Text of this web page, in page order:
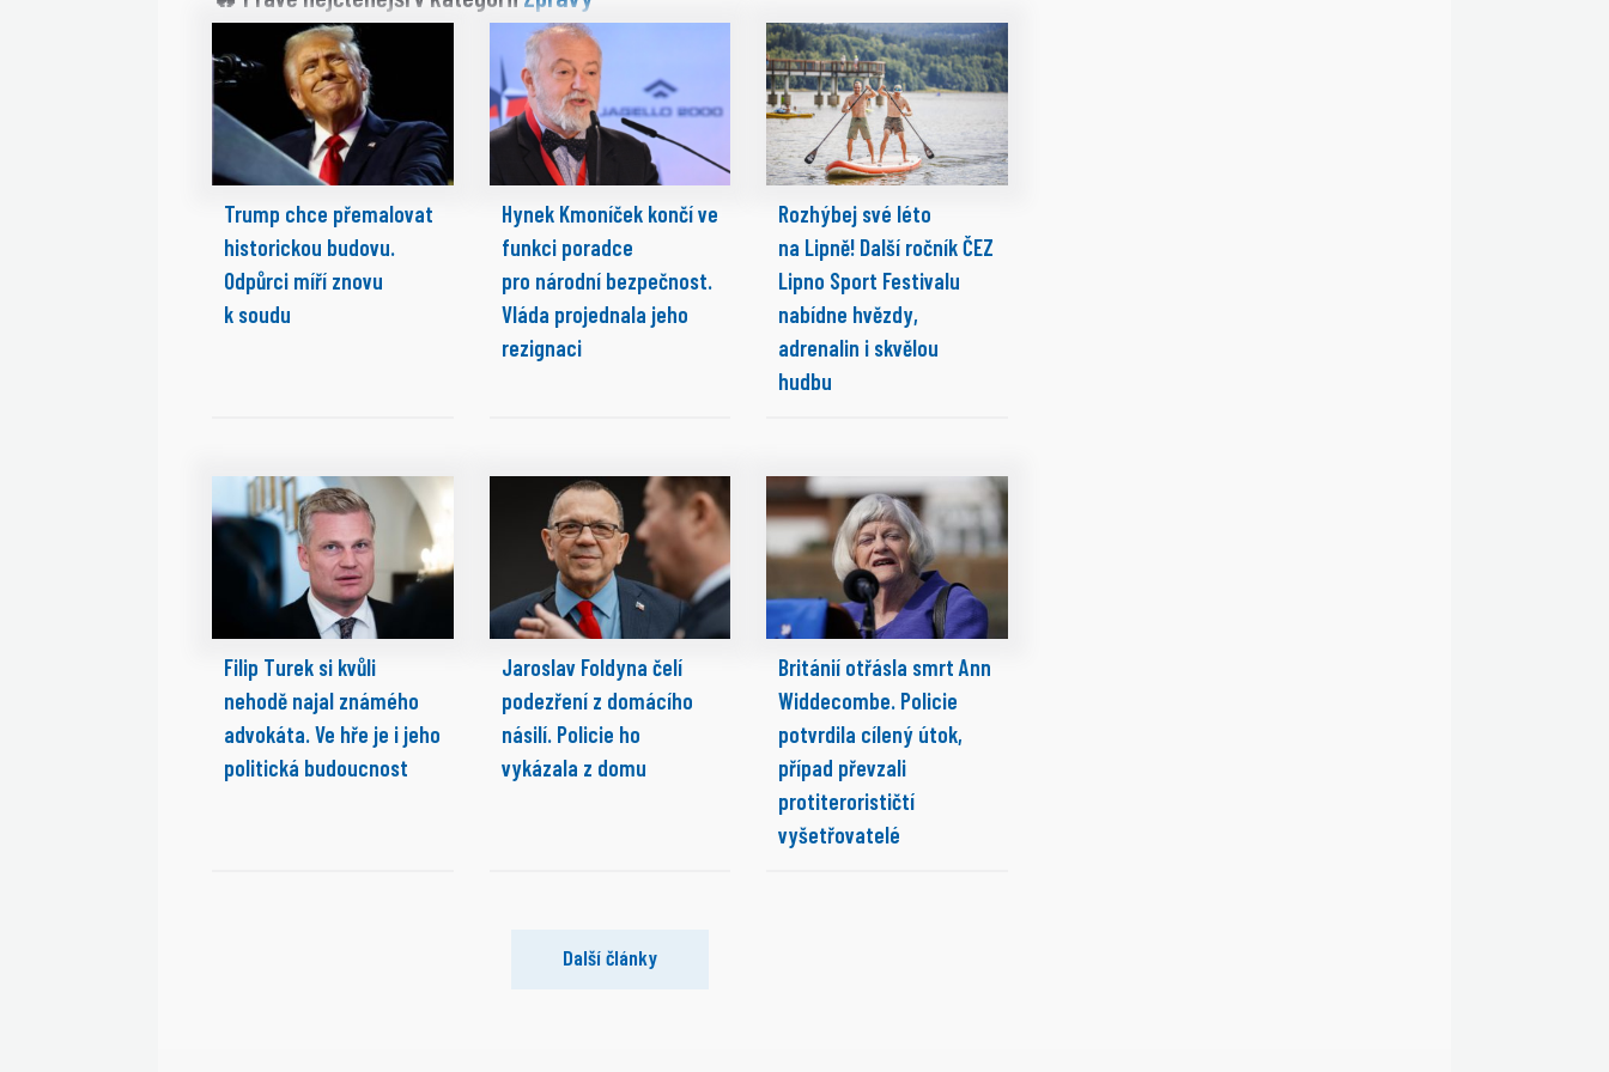
Trump chce přemalovat
historickou budovu.
Odpůrci míří znovu
k soudu
Hynek Kmoníček končí ve
funkci poradce
pro národní bezpečnost.
Vláda projednala jeho
rezignaci
Rozhýbej své léto
na Lipně! Další ročník ČEZ
Lipno Sport Festivalu
nabídne hvězdy,
adrenalin i skvělou
hudbu
Filip Turek si kvůli
nehodě najal známého
advokáta. Ve hře je i jeho
politická budoucnost
Jaroslav Foldyna čelí
podezření z domácího
násilí. Policie ho
vykázala z domu
Británií otřásla smrt Ann
Widdecombe. Policie
potvrdila cílený útok,
případ převzali
protiterorističtí
vyšetřovatelé
Další články